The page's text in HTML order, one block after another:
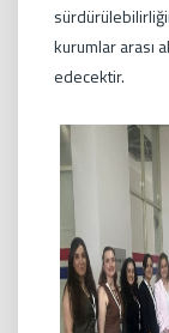
kurumlar arası
edecektir.